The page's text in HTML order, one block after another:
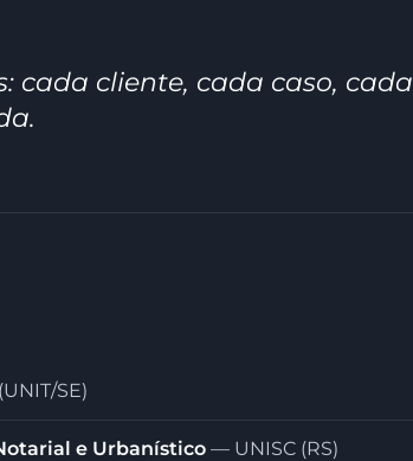
cada cliente, cada caso, cada
SE)
e Urbanístico — UNISC (RS)